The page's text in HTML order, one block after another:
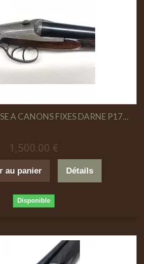
A CANONS FIXES DARNE P17...
1,500.00 €
au panier Détails
Disponible